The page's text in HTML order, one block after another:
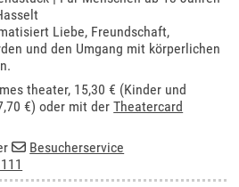
Liebe, Freundschaft,
und den Umgang mit körperlichen
theater, 15,30 € (Kinder und
€) oder mit derTheatercard
Besucherservice